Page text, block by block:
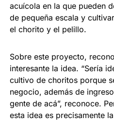
acuícola en la que pueden
de pequeña escala y
el chorito y el pelillo.
Sobre este proyecto,
interesante la idea. “Sería
cultivo de choritos porque
negocio, además de
gente de acá”, reconoce.
esta idea es precisamente